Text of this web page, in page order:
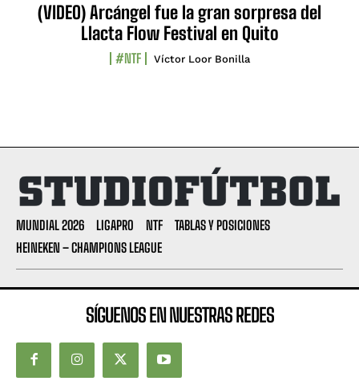
(VIDEO) Arcángel fue la gran sorpresa del
Llacta Flow Festival en Quito
#NTF Víctor Loor Bonilla
MUNDIAL 2026 LIGAPRO NTF
TABLAS Y POSICIONES
HEINEKEN – CHAMPIONS LEAGUE
SÍGUENOS EN NUESTRAS REDES